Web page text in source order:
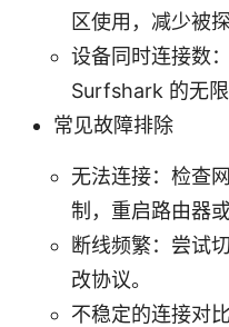
区使用，减少被
设备同时连接数
Surfshark 的无限
常见故障排除
无法连接：检查
制，重启路由器
断线频繁：尝试
改协议。
不稳定的连接对